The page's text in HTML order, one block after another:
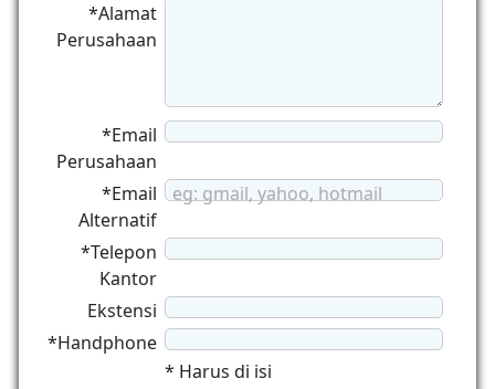
*Alamat
Perusahaan
*Email
Perusahaan
*Email
Alternatif
eg: gmail, yahoo, hotmail
*Telepon
Kantor
Ekstensi
*Handphone
* Harus di isi